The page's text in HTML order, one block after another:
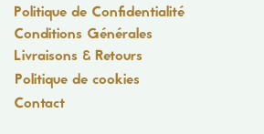
Politique de Confidentialité
Conditions Générales
Livraisons & Retours
Politique de cookies
Contact